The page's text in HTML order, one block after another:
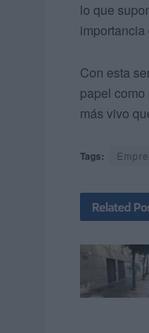
lo que
Con esta
papel
más vivo
Tags:
Related